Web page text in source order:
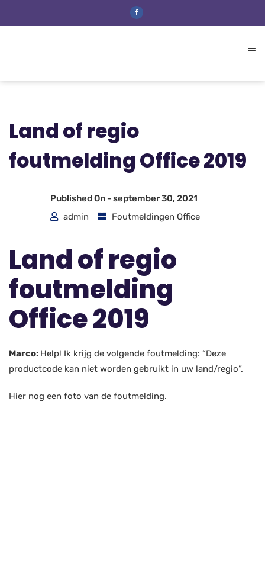
Land of regio
foutmelding Office 2019
Published On -september 30, 2021
admin
Foutmeldingen Office
Land of regio
foutmelding
Office 2019
Marco: Help! Ik krijg de volgende foutmelding: “Deze
productcode kan niet worden gebruikt in uw land/regio”.
Hier nog een foto van de foutmelding.